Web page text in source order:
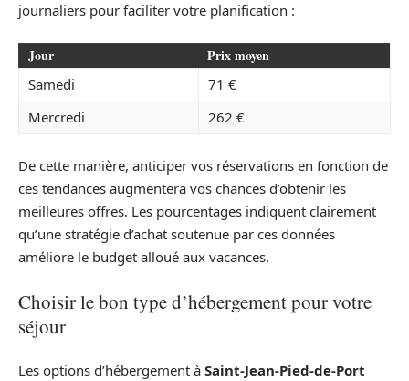
journaliers pour faciliter votre planification :
Jour Prix moyen
Samedi
71 €
Mercredi
262 €
De cette manière, anticiper vos réservations en fonction de
ces tendances augmentera vos chances d’obtenir les
meilleures offres. Les pourcentages indiquent clairement
qu’une stratégie d’achat soutenue par ces données
améliore le budget alloué aux vacances.
Choisir le bon type d’hébergement pour votre
séjour
Les options d’hébergement à Saint-Jean-Pied-de-Port